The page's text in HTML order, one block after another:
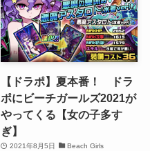
【ドラポ】夏本番！ ドラ
ポにビーチガールズ2021が
やってくる【女の子多す
ぎ】
2021年8月5日 Beach Girls